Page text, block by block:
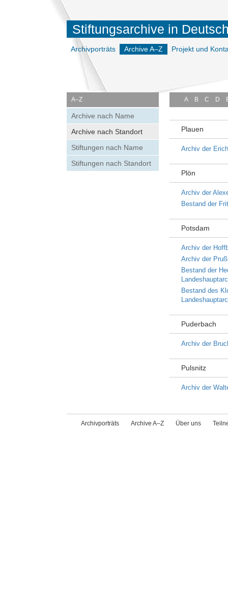
Stiftungsarchive in
Archivporträts Archive A–Z Projekt und
A–Z
Archive nach Name
Archive nach Standort
Stiftungen nach Name
Stiftungen nach Standort
A B C D
Plauen
Archiv der
Plön
Archiv der
Bestand der
Potsdam
Archiv der
Archiv der
Bestand der
Bestand des
Puderbach
Archiv der
Pulsnitz
Archiv der
Archivporträts Archive A–Z Über uns